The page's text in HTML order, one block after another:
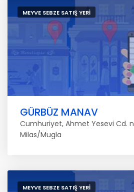
MEYVE SEBZE SATIŞ YERI
GÜRBÜZ MANAV
Cumhuriyet, Ahmet Yesevi Cd.
Milas/Mugla
MEYVE SEBZE SATIŞ YERI